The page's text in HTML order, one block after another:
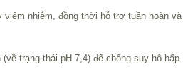
viêm nhiễm, đồng thời hỗ trợ tuần hoàn và
trạng thái pH 7,4) để chống suy hô hấp